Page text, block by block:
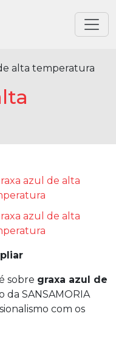
alta temperatura
sobre graxa azul de
da SANSAMORIA
com os